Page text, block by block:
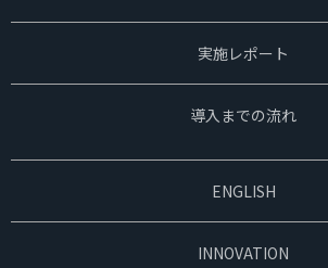
実施レポート
導入までの流れ
ENGLISH
INNOVATION